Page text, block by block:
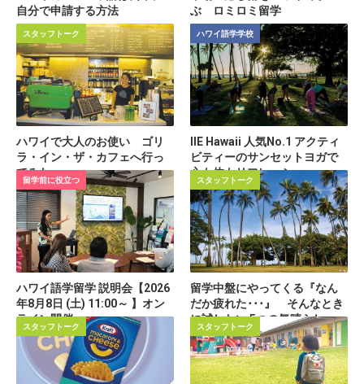
自分で申請する方法
ぶ ロミロミ留学
スタッフトーク
ハワイで大人のお使い ゴリ
ラ・イン・ザ・カフェへ行っ
てみた
ハワイ語学学校
IIE Hawaii 人気No.1 アクティ
ビティーのサンセットヨガで
心も体もリフレッシュ
留学前に役立つ
ハワイ語学留学 説明会【2026
年8月8日 (土) 11:00～ 】オン
ライン開催
スタッフトーク
留学中盤にやってくる『なん
だか疲れた･･･』 そんなとき
に試したい 5つの気晴らし
スタッフトーク スタッフトーク